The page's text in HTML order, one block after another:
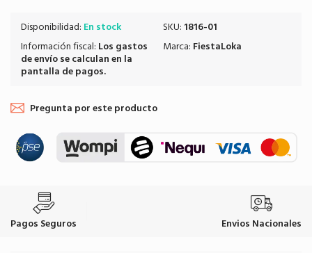
Disponibilidad: En stock
Información fiscal: Los gastos
de envíose calculan en la
pantalla de pagos.
SKU: 1816-01
Marca: FiestaLoka
Pregunta por este producto
Pagos Seguros Envios Nacionales